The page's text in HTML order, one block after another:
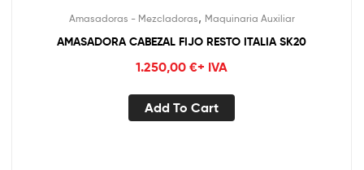
Amasadoras - Mezcladoras, Maquinaria Auxiliar
AMASADORA CABEZAL FIJO RESTO ITALIA SK20
1.250,00 €+ IVA
Add To Cart